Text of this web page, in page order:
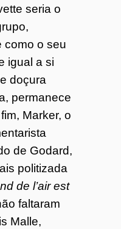
seria o
como o seu
igual a si
doçura
permanece
Marker, o
de Godard,
politizada
de l’air est
faltaram
Malle,